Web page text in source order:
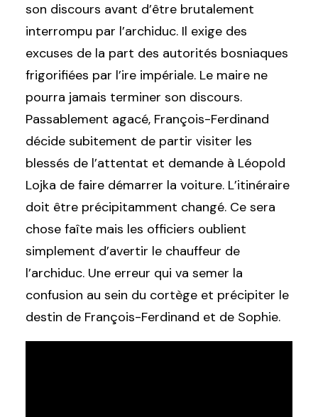
son discours avant d’être brutalement
interrompu par l’archiduc. Il exige des
excuses de la part des autorités bosniaques
frigorifiées par l’ire impériale. Le maire ne
pourra jamais terminer son discours.
Passablement agacé, François-Ferdinand
décide subitement de partir visiter les
blessés de l’attentat et demande à Léopold
Lojka de faire démarrer la voiture. L’itinéraire
doit être précipitamment changé. Ce sera
chose faîte mais les officiers oublient
simplement d’avertir le chauffeur de
l’archiduc. Une erreur qui va semer la
confusion au sein du cortège et précipiter le
destin de François-Ferdinand et de Sophie.